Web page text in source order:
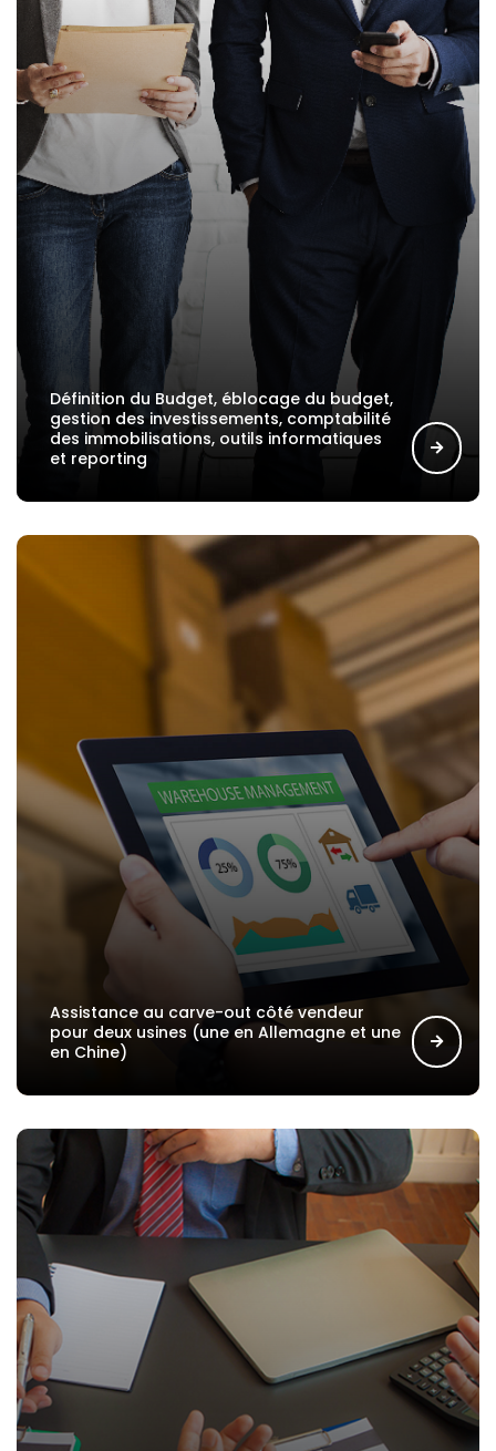
Définition du Budget, éblocage du budget,
gestion des investissements, comptabilité
des immobilisations, outils informatiques
et reporting
Assistance au carve-out côté vendeur
pour deux usines (une en Allemagne et une
en Chine)